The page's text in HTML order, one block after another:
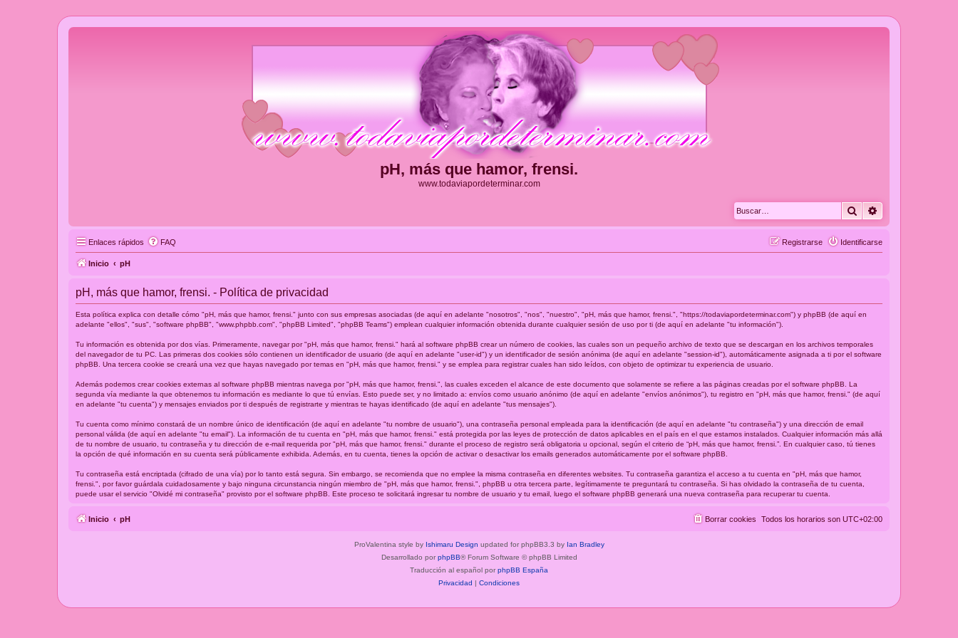
pH, más que hamor, frensi.
www.todaviapordeterminar.com
Buscar
Enlaces rápidos FAQ Identificarse
Registrarse
Inicio pH
pH, más que hamor, frensi. - Política de privacidad
Esta política explica con detalle cómo "pH, más que hamor, frensi." junto con sus empresas asociadas (de aquí en adelante "nosotros", "nos", "nuestro", "pH, más que hamor, frensi.", "https://todaviapordeterminar.com") y phpBB (de aquí en
adelante "ellos", "sus", "software phpBB", "www.phpbb.com", "phpBB Limited", "phpBB Teams") emplean cualquier información obtenida durante cualquier sesión de uso por ti (de aquí en adelante "tu información").
Tu información es obtenida por dos vías. Primeramente, navegar por "pH, más que hamor, frensi." hará al software phpBB crear un número de cookies, las cuales son un pequeño archivo de texto que se descargan en los archivos temporales
del navegador de tu PC. Las primeras dos cookies sólo contienen un identificador de usuario (de aquí en adelante "user-id") y un identificador de sesión anónima (de aquí en adelante "session-id"), automáticamente asignada a ti por el software
phpBB. Una tercera cookie se creará una vez que hayas navegado por temas en "pH, más que hamor, frensi." y se emplea para registrar cuales han sido leídos, con objeto de optimizar tu experiencia de usuario.
Además podemos crear cookies externas al software phpBB mientras navega por "pH, más que hamor, frensi.", las cuales exceden el alcance de este documento que solamente se refiere a las páginas creadas por el software phpBB. La
segunda vía mediante la que obtenemos tu información es mediante lo que tú envías. Esto puede ser, y no limitado a: envíos como usuario anónimo (de aquí en adelante "envíos anónimos"), tu registro en "pH, más que hamor, frensi." (de aquí
en adelante "tu cuenta") y mensajes enviados por ti después de registrarte y mientras te hayas identificado (de aquí en adelante "tus mensajes").
Tu cuenta como mínimo constará de un nombre único de identificación (de aquí en adelante "tu nombre de usuario"), una contraseña personal empleada para la identificación (de aquí en adelante "tu contraseña") y una dirección de email
personal válida (de aquí en adelante "tu email"). La información de tu cuenta en "pH, más que hamor, frensi." está protegida por las leyes de protección de datos aplicables en el país en el que estamos instalados. Cualquier información más allá
de tu nombre de usuario, tu contraseña y tu dirección de e-mail requerida por "pH, más que hamor, frensi." durante el proceso de registro será obligatoria u opcional, según el criterio de “pH, más que hamor, frensi.”. En cualquier caso, tú tienes
la opción de qué información en su cuenta será públicamente exhibida. Además, en tu cuenta, tienes la opción de activar o desactivar los emails generados automáticamente por el software phpBB.
Tu contraseña está encriptada (cifrado de una vía) por lo tanto está segura. Sin embargo, se recomienda que no emplee la misma contraseña en diferentes websites. Tu contraseña garantiza el acceso a tu cuenta en "pH, más que hamor,
frensi.", por favor guárdala cuidadosamente y bajo ninguna circunstancia ningún miembro de "pH, más que hamor, frensi.", phpBB u otra tercera parte, legítimamente te preguntará tu contraseña. Si has olvidado la contraseña de tu cuenta,
puede usar el servicio "Olvidé mi contraseña" provisto por el software phpBB. Este proceso te solicitará ingresar tu nombre de usuario y tu email, luego el software phpBB generará una nueva contraseña para recuperar tu cuenta.
Inicio pH Todos los horarios son UTC+02:00
Borrar cookies
ProValentina style by Ishimaru Design updated for phpBB3.3 by Ian Bradley
Desarrollado por phpBB® Forum Software © phpBB Limited
Traducción al español por phpBB España
Privacidad | Condiciones